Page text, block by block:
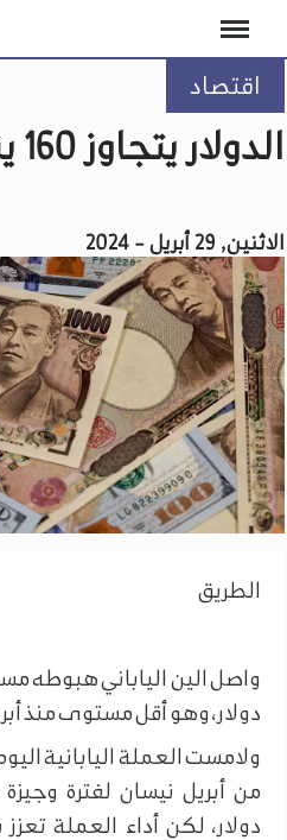
اقتصاد
الدولار يتجاوز 160 يناً يابانياً
الاثنين, 29 أبريل - 2024
الطريق
دولار، وهو أقل مستوى منذ أبريل
ولامست العملة اليابانية
دولار، لكن أداء العملة